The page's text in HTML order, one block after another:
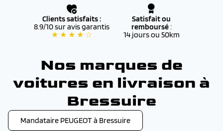
Clients satisfaits :
8.9/10 sur avis garantis
★ ★ ★ ★ ☆
Satisfait ou
remboursé:
14 jours ou 50km
Nos marques de
voitures en livraison à
Bressuire
Mandataire PEUGEOT à Bressuire